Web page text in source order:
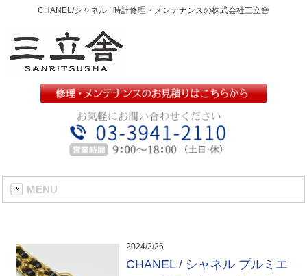
CHANEL/シャネル | 時計修理・メンテナンスの株式会社三立舎
MENU
2024/2/26
CHANEL / シャネル プルミエ